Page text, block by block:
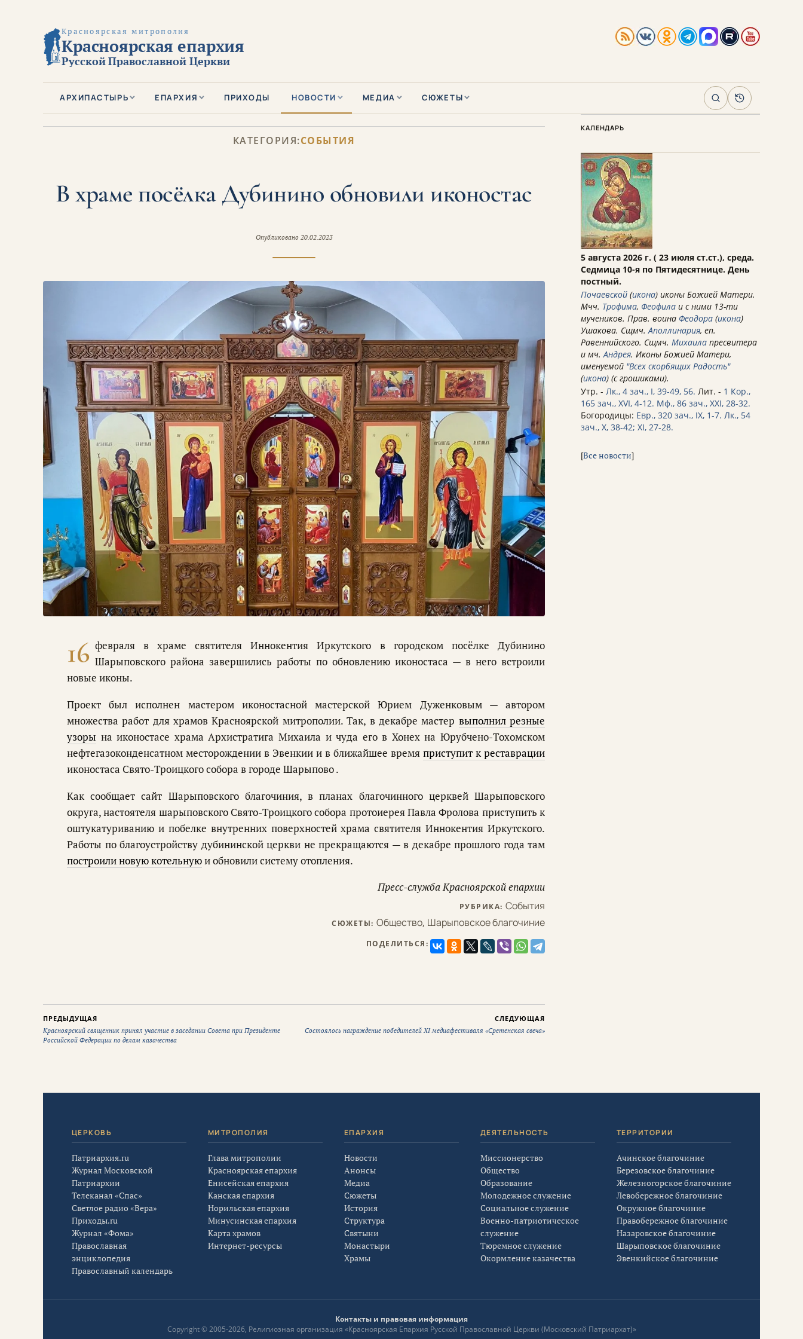
Красноярская митрополия
Красноярская епархия
Русской Православной Церкви
АРХИПАСТЫРЬ ЕПАРХИЯ ПРИХОДЫ НОВОСТИ МЕДИА СЮЖЕТЫ ПоискАрхив
КАТЕГОРИЯ:СОБЫТИЯ
В храме посёлка Дубинино обновили иконостас
Опубликовано 20.02.2023
16 февраля в храме святителя Иннокентия Иркутского в городском посёлке Дубинино
Шарыповского района завершились работы по обновлению иконостаса — в него встроили
новые иконы.
Проект был исполнен мастером иконостасной мастерской Юрием Дуженковым — автором
множества работ для храмов Красноярской митрополии. Так, в декабре мастер выполнил резные
узоры на иконостасе храма Архистратига Михаила и чуда его в Хонех на Юрубчено-Тохомском
нефтегазоконденсатном месторождении в Эвенкии и в ближайшее время приступит к реставрации
иконостаса Свято-Троицкого собора в городе Шарыпово .
Как сообщает сайт Шарыповского благочиния, в планах благочинного церквей Шарыповского
округа, настоятеля шарыповского Свято-Троицкого собора протоиерея Павла Фролова приступить к
оштукатуриванию и побелке внутренних поверхностей храма святителя Иннокентия Иркутского.
Работы по благоустройству дубининской церкви не прекращаются — в декабре прошлого года там
построили новую котельнуюи обновили систему отопления.
Пресс-служба Красноярской епархии
РУБРИКА: События
СЮЖЕТЫ: Общество, Шарыповское благочиние
ПОДЕЛИТЬСЯ:
ПРЕДЫДУЩАЯ
Красноярский священник принял участие в заседании Совета при Президенте
Российской Федерации по делам казачества
СЛЕДУЮЩАЯ
Состоялось награждение победителей XI медиафестиваля «Сретенская свеча»
КАЛЕНДАРЬ
5 августа 2026 г. ( 23 июля ст.ст.), среда.
Седмица 10-я по Пятидесятнице. День
постный.
Почаевской (икона) иконы Божией Матери.
Мчч. Трофима, Феофила и с ними 13-ти
мучеников. Прав. воина Феодора (икона)
Ушакова. Сщмч.Аполлинария, еп.
Равеннийского. Сщмч. Михаила пресвитера
и мч.Андрея. Иконы Божией Матери,
именуемой "Всех скорбящих Радость"
(икона) (с грошиками).
Утр. - Лк., 4 зач., I, 39-49, 56. Лит. - 1 Кор.,
165 зач., XVI, 4-12. Мф., 86 зач., XXI, 28-32.
Богородицы: Евр., 320 зач., IX, 1-7. Лк., 54
зач., X, 38-42; XI, 27-28.
[Все новости]
ЦЕРКОВЬ
Патриархия.ru
Журнал Московской
Патриархии
Телеканал «Спас»
Светлое радио «Вера»
Приходы.ru
Журнал «Фома»
Православная
энциклопедия
Православный календарь
МИТРОПОЛИЯ
Глава митрополии
Красноярская епархия
Енисейская епархия
Канская епархия
Норильская епархия
Минусинская епархия
Карта храмов
Интернет-ресурсы
ЕПАРХИЯ
Новости
Анонсы
Медиа
Сюжеты
История
Структура
Святыни
Монастыри
Храмы
ДЕЯТЕЛЬНОСТЬ
Миссионерство
Общество
Образование
Молодежное служение
Социальное служение
Военно-патриотическое
служение
Тюремное служение
Окормление казачества
ТЕРРИТОРИИ
Ачинское благочиние
Березовское благочиние
Железногорское благочиние
Левобережное благочиние
Окружное благочиние
Правобережное благочиние
Назаровское благочиние
Шарыповское благочиние
Эвенкийское благочиние
Контакты и правовая информация
Copyright © 2005-2026, Религиозная организация «Красноярская Епархия Русской Православной Церкви (Московский Патриархат)»